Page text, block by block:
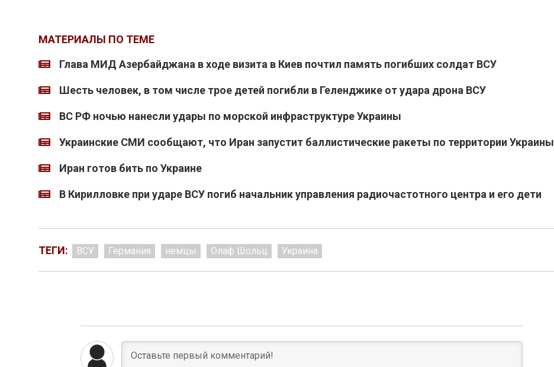
МАТЕРИАЛЫ ПО ТЕМЕ
Глава МИД Азербайджана в ходе визита в Киев почтил память погибших солдат ВСУ
Шесть человек, в том числе трое детей погибли в Геленджике от удара дрона ВСУ
ВС РФ ночью нанесли удары по морской инфраструктуре Украины
Украинские СМИ сообщают, что Иран запустит баллистические ракеты по территории Украины
Иран готов бить по Украине
В Кирилловке при ударе ВСУ погиб начальник управления радиочастотного центра и его дети
ТЕГИ: ВСУ Германия немцы Олаф Шольц Украина